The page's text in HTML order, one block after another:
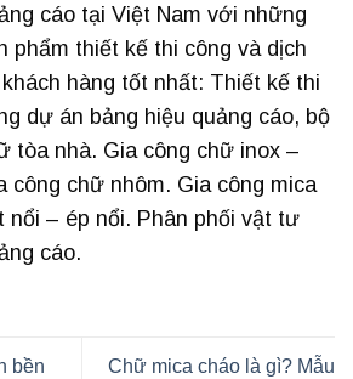
cáo tại Việt Nam với những
phẩm thiết kế thi công và dịch
hàng tốt nhất: Thiết kế thi
dự án bảng hiệu quảng cáo, bộ
tòa nhà. Gia công chữ inox –
công chữ nhôm. Gia công mica
nổi – ép nổi. Phân phối vật tư
cáo.
bền
Chữ mica cháo là gì? Mẫu